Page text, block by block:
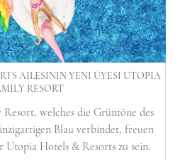
AILESININ YENI ÜYESI UTOPIA
RESORT
welches die Grüntöne des
Blau verbindet, freuen
Utopia Hotels & Resorts zu sein.